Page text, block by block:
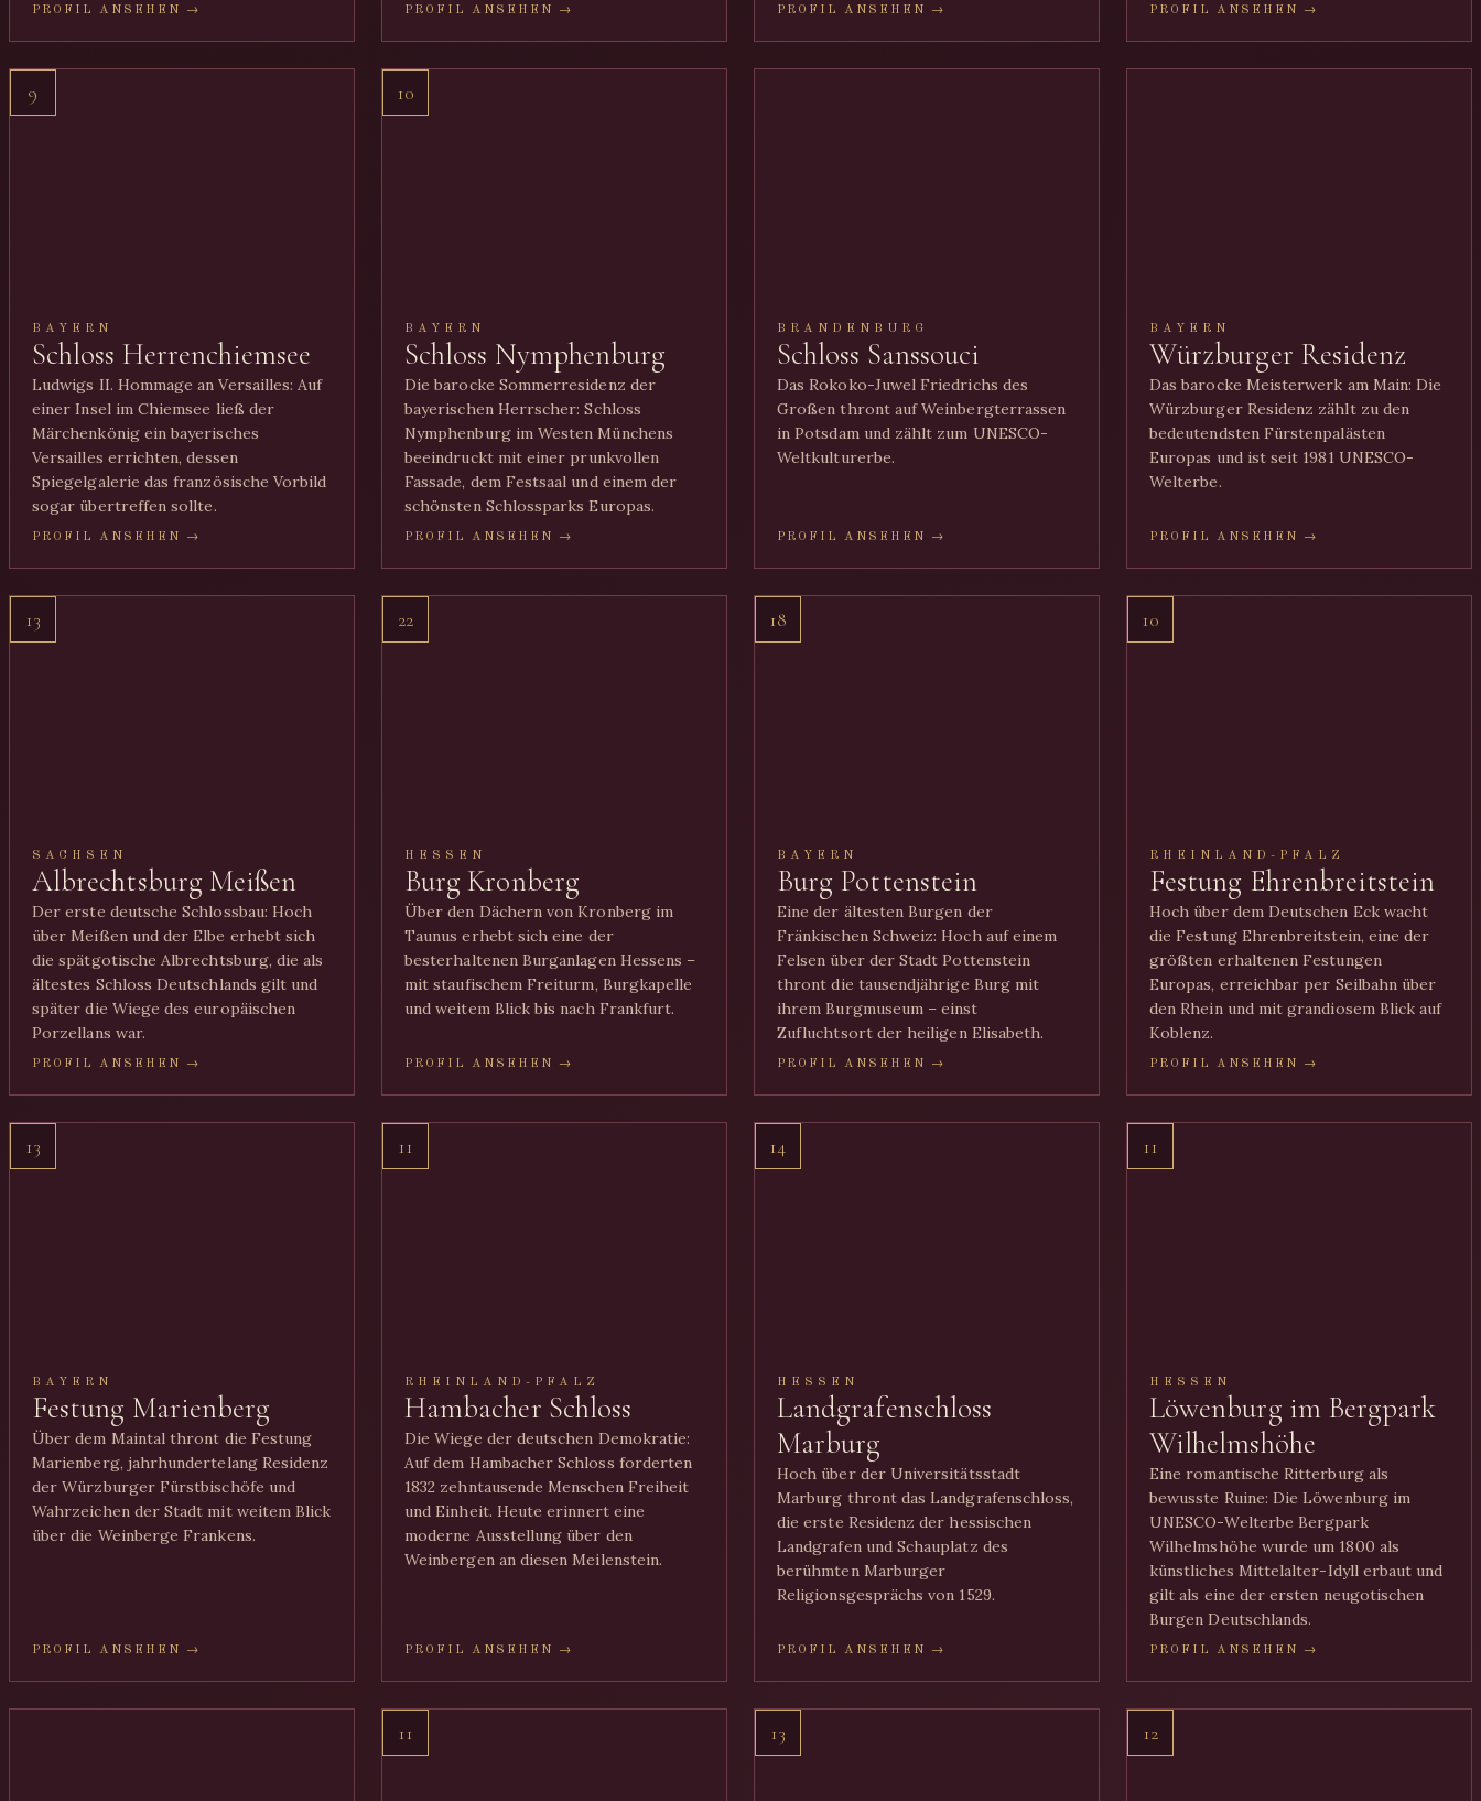
PROFIL ANSEHEN → PROFIL ANSEHEN → PROFIL ANSEHEN → PROFIL ANSEHEN →
9
BAYERN
Schloss Herrenchiemsee
Ludwigs II. Hommage an Versailles: Auf
einer Insel im Chiemsee ließ der
Märchenkönig ein bayerisches
Versailles errichten, dessen
Spiegelgalerie das französische Vorbild
sogar übertreffen sollte.
PROFIL ANSEHEN →
10
BAYERN
Schloss Nymphenburg
Die barocke Sommerresidenz der
bayerischen Herrscher: Schloss
Nymphenburg im Westen Münchens
beeindruckt mit einer prunkvollen
Fassade, dem Festsaal und einem der
schönsten Schlossparks Europas.
PROFIL ANSEHEN →
BRANDENBURG
Schloss Sanssouci
Das Rokoko-Juwel Friedrichs des
Großen thront auf Weinbergterrassen
in Potsdam und zählt zum UNESCO-
Weltkulturerbe.
PROFIL ANSEHEN →
BAYERN
Würzburger Residenz
Das barocke Meisterwerk am Main: Die
Würzburger Residenz zählt zu den
bedeutendsten Fürstenpalästen
Europas und ist seit 1981 UNESCO-
Welterbe.
PROFIL ANSEHEN →
13
SACHSEN
Albrechtsburg Meißen
Der erste deutsche Schlossbau: Hoch
über Meißen und der Elbe erhebt sich
die spätgotische Albrechtsburg, die als
ältestes Schloss Deutschlands gilt und
später die Wiege des europäischen
Porzellans war.
PROFIL ANSEHEN →
22
HESSEN
Burg Kronberg
Über den Dächern von Kronberg im
Taunus erhebt sich eine der
besterhaltenen Burganlagen Hessens –
mit staufischem Freiturm, Burgkapelle
und weitem Blick bis nach Frankfurt.
PROFIL ANSEHEN →
18
BAYERN
Burg Pottenstein
Eine der ältesten Burgen der
Fränkischen Schweiz: Hoch auf einem
Felsen über der Stadt Pottenstein
thront die tausendjährige Burg mit
ihrem Burgmuseum – einst
Zufluchtsort der heiligen Elisabeth.
PROFIL ANSEHEN →
10
RHEINLAND-PFALZ
Festung Ehrenbreitstein
Hoch über dem Deutschen Eck wacht
die Festung Ehrenbreitstein, eine der
größten erhaltenen Festungen
Europas, erreichbar per Seilbahn über
den Rhein und mit grandiosem Blick auf
Koblenz.
PROFIL ANSEHEN →
13
BAYERN
Festung Marienberg
Über dem Maintal thront die Festung
Marienberg, jahrhundertelang Residenz
der Würzburger Fürstbischöfe und
Wahrzeichen der Stadt mit weitem Blick
über die Weinberge Frankens.
PROFIL ANSEHEN →
11
RHEINLAND-PFALZ
Hambacher Schloss
Die Wiege der deutschen Demokratie:
Auf dem Hambacher Schloss forderten
1832 zehntausende Menschen Freiheit
und Einheit. Heute erinnert eine
moderne Ausstellung über den
Weinbergen an diesen Meilenstein.
PROFIL ANSEHEN →
14
HESSEN
Landgrafenschloss
Marburg
Hoch über der Universitätsstadt
Marburg thront das Landgrafenschloss,
die erste Residenz der hessischen
Landgrafen und Schauplatz des
berühmten Marburger
Religionsgesprächs von 1529.
PROFIL ANSEHEN →
11
HESSEN
Löwenburg im Bergpark
Wilhelmshöhe
Eine romantische Ritterburg als
bewusste Ruine: Die Löwenburg im
UNESCO-Welterbe Bergpark
Wilhelmshöhe wurde um 1800 als
künstliches Mittelalter-Idyll erbaut und
gilt als eine der ersten neugotischen
Burgen Deutschlands.
PROFIL ANSEHEN →
11 13 12